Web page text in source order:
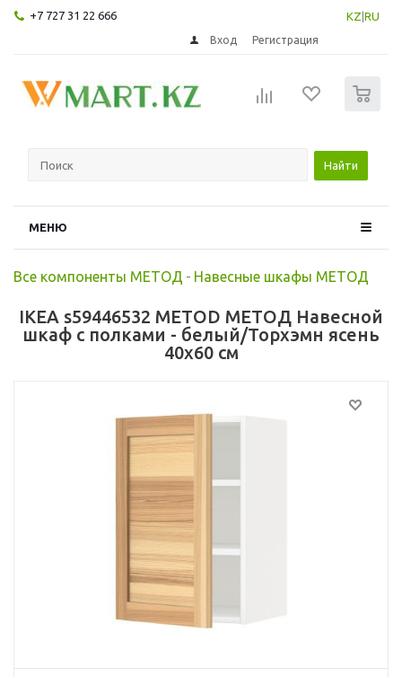
+7 727 31 22 666 KZ RU
Вход Регистрация
Найти
МЕНЮ
Все компоненты МЕТОД - Навесные шкафы МЕТОД
IKEA s59446532 METOD МЕТОД Навесной
шкаф с полками - белый/Торхэмн ясень
40x60 см